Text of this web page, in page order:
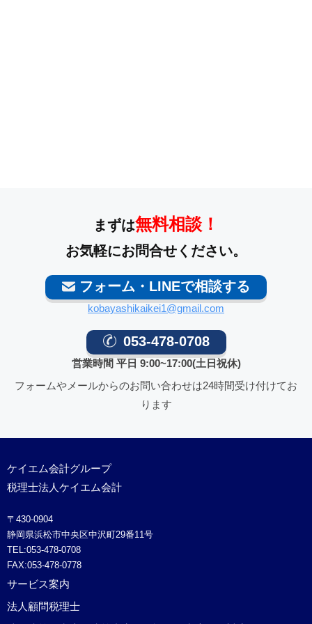
まずは無料相談！
お気軽にお問合せください。
フォーム・LINEで相談する
kobayashikaikei1@gmail.com
053-478-0708
営業時間 平日 9:00~17:00(土日祝休)
フォームやメールからのお問い合わせは24時間受け付けてお
ります
ケイエム会計グループ
税理士法人ケイエム会計
〒430-0904
静岡県浜松市中央区中沢町29番11号
TEL:053-478-0708
FAX:053-478-0778
サービス案内
法人顧問税理士